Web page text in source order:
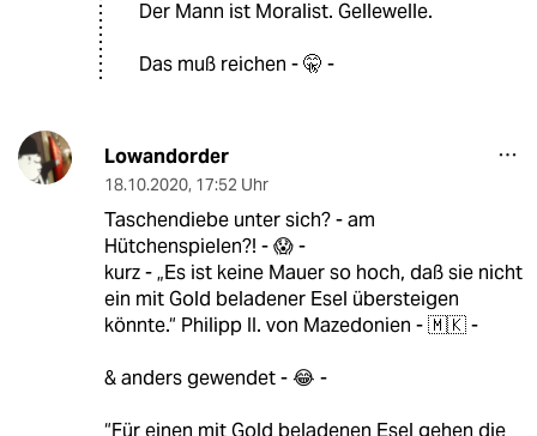
Der Mann ist Moralist. Gellewelle.
Das muß reichen - 🤫 -
Lowandorder
18.10.2020, 17:52 Uhr
Taschendiebe unter sich? - am
Hütchenspielen?! - 😱 -
kurz - „Es ist keine Mauer so hoch, daß sie nicht
ein mit Gold beladener Esel übersteigen
könnte.“ Philipp II. von Mazedonien - 🇲🇰 -
& anders gewendet - 😂 -
“Für einen mit Gold beladenen Esel gehen die